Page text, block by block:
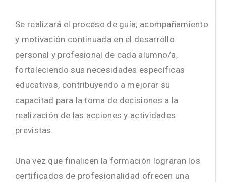
Se realizará el proceso de guía, acompañamiento
y motivación continuada en el desarrollo
personal y profesional de cada alumno/a,
fortaleciendo sus necesidades específicas
educativas, contribuyendo a mejorar su
capacitad para la toma de decisiones a la
realización de las acciones y actividades
previstas.
Una vez que finalicen la formación lograran los
certificados de profesionalidad ofrecen una